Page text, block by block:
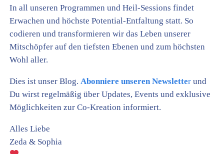
In all unseren Programmen und Heil-Sessions findet
Erwachen und höchste Potential-Entfaltung statt. So
codieren und transformieren wir das Leben unserer
Mitschöpfer auf den tiefsten Ebenen und zum höchsten
Wohl aller.
Dies ist unser Blog. Abonniere unseren Newsletter und
Du wirst regelmäßig über Updates, Events und exklusive
Möglichkeiten zur Co-Kreation informiert.
Alles Liebe
Zeda & Sophia